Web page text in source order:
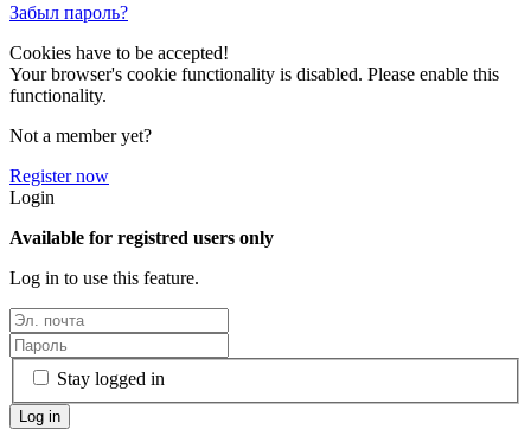
Забыл пароль?
Cookies have to be accepted!
Your browser's cookie functionality is disabled. Please enable this
functionality.
Not a member yet?
Register now
Login
Available for registred users only
Log in to use this feature.
Stay logged in